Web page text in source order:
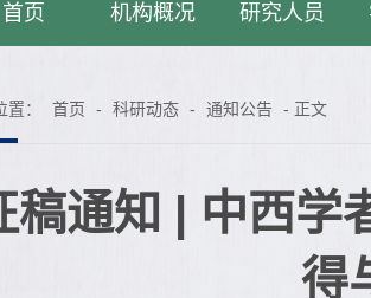
首页 机构概况 研究人员
置： 首页 - 科研动态 - 通知公告 - 正文
稿通知 | 中西
得